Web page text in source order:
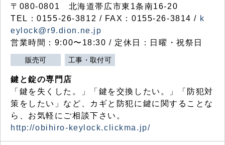
〒080-0801 北海道帯広市東1条南16-20
TEL：0155-26-3812 / FAX：0155-26-3814 / k
eylock@r9.dion.ne.jp
営業時間：9:00〜18:30 / 定休日：日曜・祝祭日
販売可 工事・取付可
鍵と錠の専門店
「鍵を失くした。」「鍵を交換したい。」「防犯対
策をしたい」など、カギと防犯に鍵に関することな
ら、お気軽にご相談下さい。
http://obihiro-keylock.clickma.jp/